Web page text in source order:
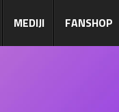
MEDIJI FANSHOP